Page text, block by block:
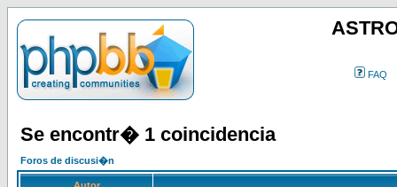
FAQ
Se encontr� 1 coincidencia
Foros de discusi�n